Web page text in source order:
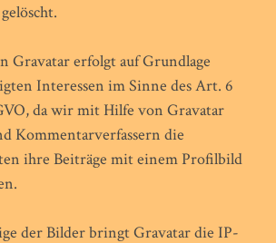
Gravatar erfolgt auf Grundlage
Interessen im Sinne des Art. 6
da wir mit Hilfe von Gravatar
Kommentarverfassern die
ihre Beiträge mit einem Profilbild
der Bilder bringt Gravatar die IP-